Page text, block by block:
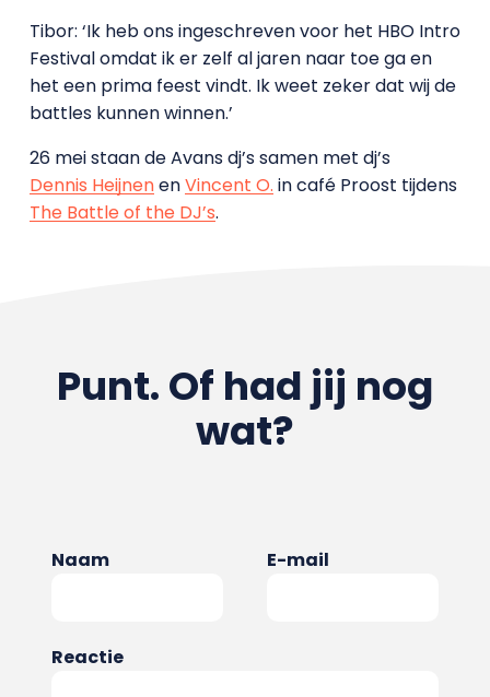
Tibor: ‘Ik heb ons ingeschreven voor het HBO Intro
Festival omdat ik er zelf al jaren naar toe ga en
het een prima feest vindt. Ik weet zeker dat wij de
battles kunnen winnen.’
26 mei staan de Avans dj’s samen met dj’s
Dennis HeijnenenVincent O. in café Proost tijdens
The Battle of the DJ’s.
Punt. Of had jij nog
wat?
Naam E-mail
Reactie